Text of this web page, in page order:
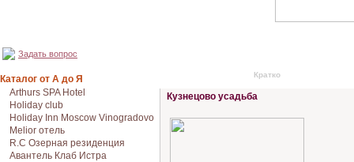
Задать вопрос
Каталог от А до Я
Arthurs SPA Hotel
Holiday club
Holiday Inn Moscow Vinogradovo
Melior отель
R.C Озерная резиденция
Авантель Клаб Истра
Кратко
Кузнецово усадьба